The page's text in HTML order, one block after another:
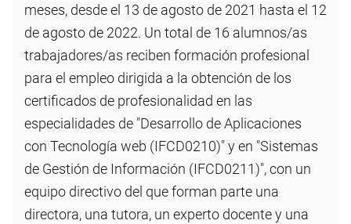
meses, desde el 13 de agosto de 2021 hasta el 12
de agosto de 2022. Un total de 16 alumnos/as
trabajadores/as reciben formación profesional
para el empleo dirigida a la obtención de los
certificados de profesionalidad en las
especialidades de "Desarrollo de Aplicaciones
con Tecnología web (IFCD0210)" y en "Sistemas
de Gestión de Información (IFCD0211)", con un
equipo directivo del que forman parte una
directora, una tutora, un experto docente y una